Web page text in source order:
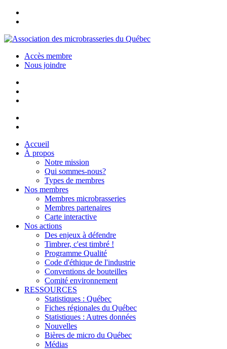
Accès membre
Nous joindre
Accueil
À propos
Notre mission
Qui sommes-nous?
Types de membres
Nos membres
Membres microbrasseries
Membres partenaires
Carte interactive
Nos actions
Des enjeux à défendre
Timbrer, c'est timbré !
Programme Qualité
Code d'éthique de l'industrie
Conventions de bouteilles
Comité environnement
RESSOURCES
Statistiques : Québec
Fiches régionales du Québec
Statistiques : Autres données
Nouvelles
Bières de micro du Québec
Médias